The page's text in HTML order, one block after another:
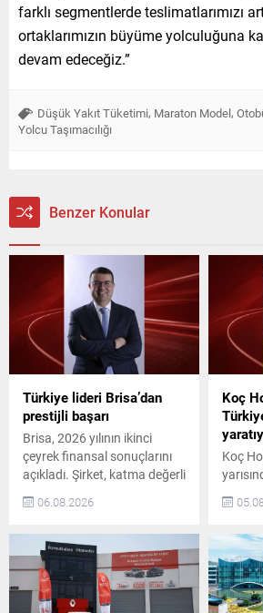
farklı segmentlerde teslimatlarımızı
ortaklarımızın büyüme yolculuğuna
devam edeceğiz.”
Düşük Yakıt Tüketimi, Maraton Model,
Yolcu Taşımacılığı
Benzer Konular
Türkiye lideri Brisa’dan
prestijli başarı
Brisa, 2026 yılının ikinci
çeyrek finansal sonuçlarını
açıkladı. Şirket, katma değerli
ürün satışlarındaki artış,
dengeli satış kanalı yapısı ve
operasyonel ve finansal
performansını güçlendirdi.
Bu sayede dönemi 260
milyon TL net kâr ile
06.08.2026
Koç
Koç
toplam
doları
USD
16,9